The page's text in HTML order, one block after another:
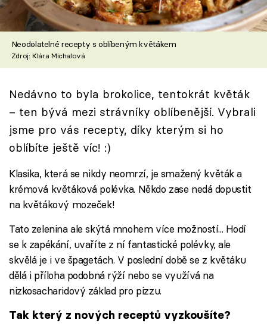
Škola vaření
Recepty z TV
Speciál: Cuketa
Těhotnej kuchař
Sledujte prima+
Sledujte nás
Neodolatelné recepty s oblíbeným květákem
Zdroj: Klára Michalová
Nedávno to byla brokolice, tentokrát květák
– ten bývá mezi strávníky oblíbenější. Vybrali
jsme pro vás recepty, díky kterým si ho
oblíbíte ještě víc! :)
Klasika, která se nikdy neomrzí, je smažený květák a
krémová květáková polévka. Někdo zase nedá dopustit
na květákový mozeček!
Tato zelenina ale skýtá mnohem více možností... Hodí
se k zapékání, uvaříte z ní fantastické polévky, ale
skvělá je i ve špagetách. V poslední době se z květáku
dělá i příloha podobná rýží nebo se využívá na
nizkosacharidový základ pro pizzu.
Tak který z nových receptů vyzkoušíte?